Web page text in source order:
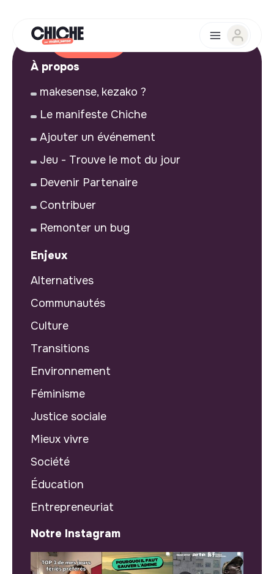
À propos
makesense, kezako ?
Le manifeste Chiche
Ajouter un événement
Jeu - Trouve le mot du jour
Devenir Partenaire
Contribuer
Remonter un bug
Enjeux
Alternatives
Communautés
Culture
Transitions
Environnement
Féminisme
Justice sociale
Mieux vivre
Société
Éducation
Entrepreneuriat
Notre Instagram